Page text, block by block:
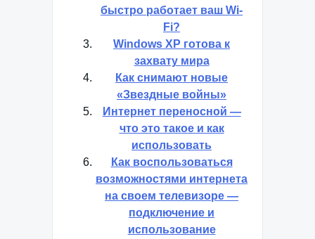
быстро работает ваш Wi-
Fi?
Windows XP готова к
захвату мира
Как снимают новые
«Звездные войны»
Интернет переносной —
что это такое и как
использовать
Как воспользоваться
возможностями интернета
на своем телевизоре —
подключение и
использование